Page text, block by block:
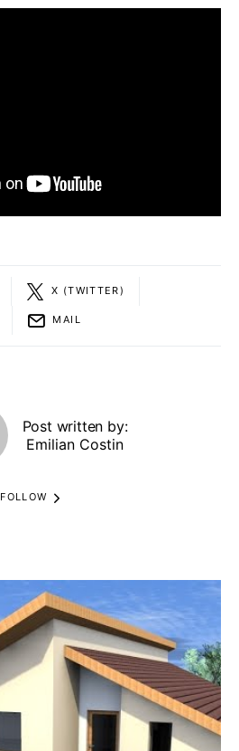
X (TWITTER)
MAIL
Post written by:
Emilian Costin
FOLLOW